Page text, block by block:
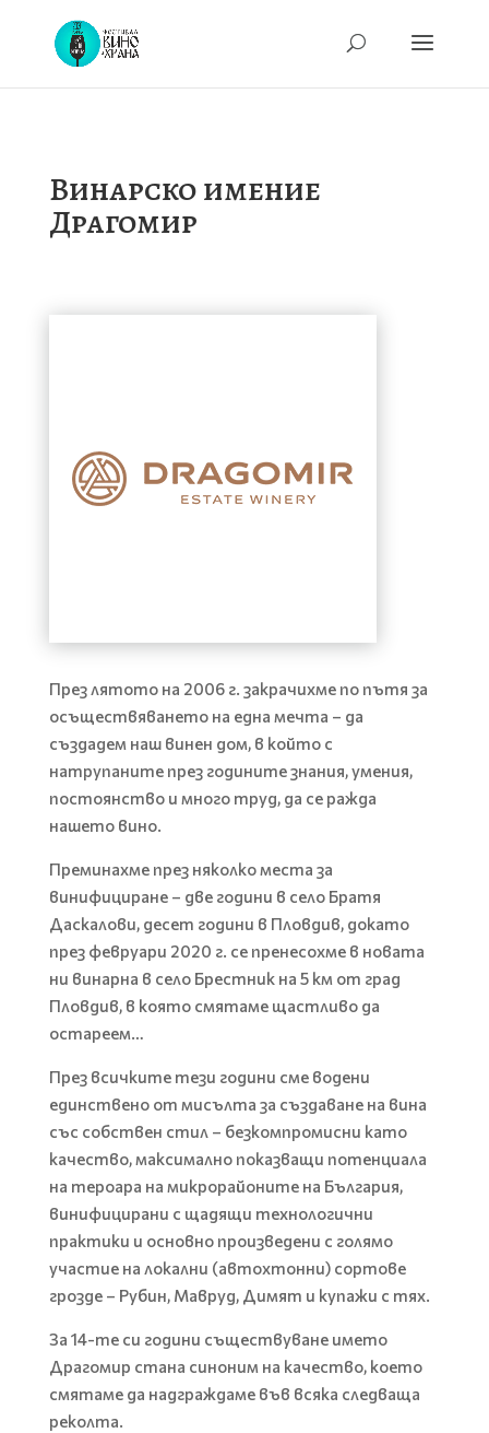
Винарско имение
Драгомир
През лятото на 2006 г. закрачихме по пътя за
осъществяването на една мечта – да
създадем наш винен дом, в който с
натрупаните през годините знания, умения,
постоянство и много труд, да се ражда
нашето вино.
Преминахме през няколко места за
винифициране – две години в село Братя
Даскалови, десет години в Пловдив, докато
през февруари 2020 г. се пренесохме в новата
ни винарна в село Брестник на 5 км от град
Пловдив, в която смятаме щастливо да
остареем…
През всичките тези години сме водени
единствено от мисълта за създаване на вина
със собствен стил – безкомпромисни като
качество, максимално показващи потенциала
на тероара на микрорайоните на България,
винифицирани с щадящи технологични
практики и основно произведени с голямо
участие на локални (автохтонни) сортове
грозде – Рубин, Мавруд, Димят и купажи с тях.
За 14-те си години съществуване името
Драгомир стана синоним на качество, което
смятаме да надграждаме във всяка следваща
реколта.